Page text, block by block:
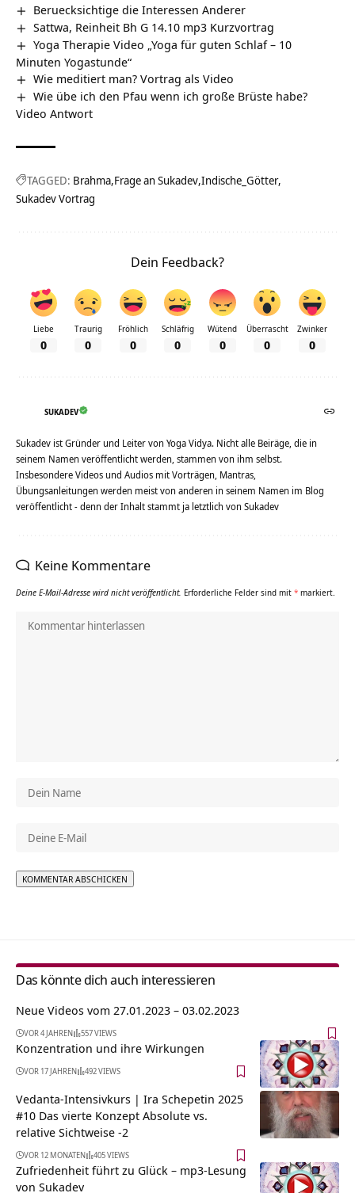
Beruecksichtige die Interessen Anderer
Sattwa, Reinheit Bh G 14.10 mp3 Kurzvortrag
Yoga Therapie Video „Yoga für guten Schlaf – 10
Minuten Yogastunde“
Wie meditiert man? Vortrag als Video
Wie übe ich den Pfau wenn ich große Brüste habe?
Video Antwort
TAGGED: Brahma Frage an Sukadev Indische_Götter
Sukadev Vortrag
Dein Feedback?
Liebe
0
Traurig
0
Fröhlich
0
Schläfrig
0
Wütend
0
Überrascht
0
Zwinker
0
SUKADEV
Sukadev ist Gründer und Leiter von Yoga Vidya. Nicht alle Beiräge, die in
seinem Namen veröffentlicht werden, stammen von ihm selbst.
Insbesondere Videos und Audios mit Vorträgen, Mantras,
Übungsanleitungen werden meist von anderen in seinem Namen im Blog
veröffentlicht - denn der Inhalt stammt ja letztlich von Sukadev
Keine Kommentare
Deine E-Mail-Adresse wird nicht veröffentlicht. Erforderliche Felder sind mit * markiert.
Das könnte dich auch interessieren
Neue Videos vom 27.01.2023 – 03.02.2023
VOR 4 JAHREN 557 VIEWS
Konzentration und ihre Wirkungen
VOR 17 JAHREN 492 VIEWS
Vedanta-Intensivkurs | Ira Schepetin 2025
#10 Das vierte Konzept Absolute vs.
relative Sichtweise -2
VOR 12 MONATEN 405 VIEWS
Zufriedenheit führt zu Glück – mp3-Lesung
von Sukadev